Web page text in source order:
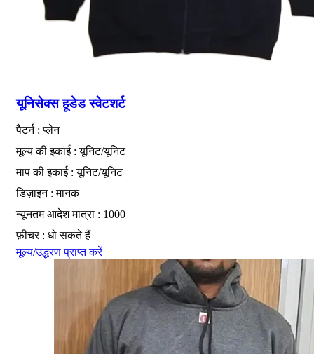
यूनिसेक्स हूडेड स्वेटशर्ट
पैटर्न : प्लेन
मूल्य की इकाई : यूनिट/यूनिट
माप की इकाई : यूनिट/यूनिट
डिज़ाइन : मानक
न्यूनतम आदेश मात्रा : 1000
फ़ीचर : धो सकते हैं
मूल्य/उद्धरण प्राप्त करें